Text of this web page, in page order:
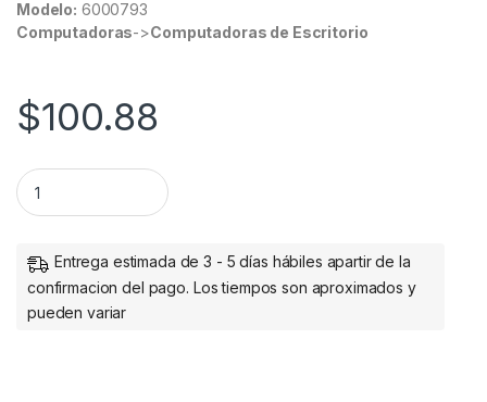
Modelo: 6000793
Computadoras->Computadoras de Escritorio
$100.88
MOUSE INALAMBRICO CON BATERIAS ROSA quantity
Entrega estimada de 3 - 5 días hábiles apartir de la
confirmacion del pago. Los tiempos son aproximados y
pueden variar